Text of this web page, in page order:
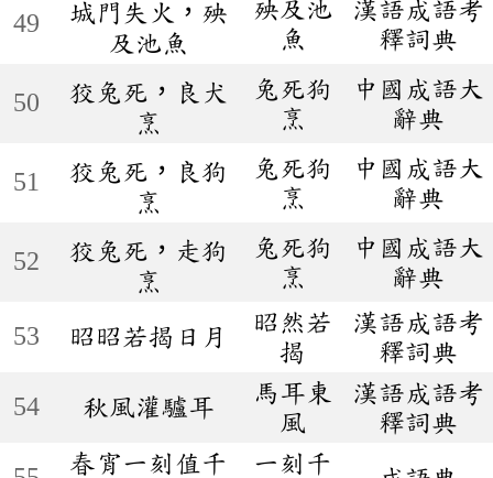
49
城門失火，殃
及池魚
殃及池
魚
漢語成語考
釋詞典
50
狡兔死，良犬
烹
兔死狗
烹
中國成語大
辭典
51
狡兔死，良狗
烹
兔死狗
烹
中國成語大
辭典
52
狡兔死，走狗
烹
兔死狗
烹
中國成語大
辭典
53 昭昭若揭日月
昭然若
揭
漢語成語考
釋詞典
54
秋風灌驢耳
馬耳東
風
漢語成語考
釋詞典
春宵一刻值千
一刻千